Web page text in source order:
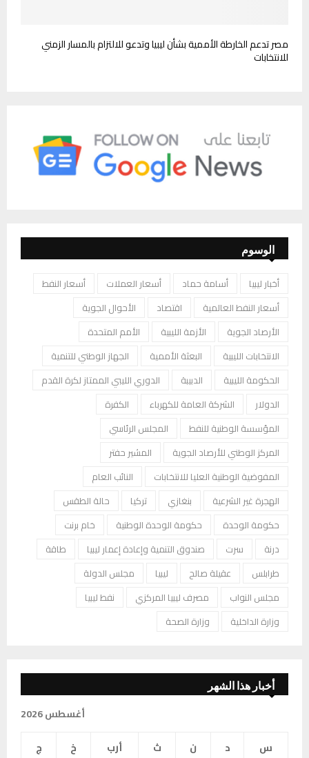
مصر تدعم الخارطة الأممية بشأن ليبيا وتدعو للالتزام بالمسار الزمني
للانتخابات
الوسوم
أخبار ليبيا أسامة حماد أسعار العملات
أسعار النفط
أسعار النفط العالمية
اقتصاد
الأحوال الجوية
الأرصاد الجوية
الأزمة الليبية
الأمم المتحدة
الانتخابات الليبية
البعثة الأممية
الجهاز الوطني للتنمية
الحكومة الليبية
الدبيبة
الدوري الليبي الممتاز لكرة القدم
الدولار
الشركة العامة للكهرباء
الكفرة
المؤسسة الوطنية للنفط
المجلس الرئاسي
المركز الوطني للأرصاد الجوية
المشير حفتر
المفوضية الوطنية العليا للانتخابات
النائب العام
الهجرة غير الشرعية
بنغازي تركيا
حالة الطقس
حكومة الوحدة
حكومة الوحدة الوطنية
خام برنت
درنة
سرت صندوق التنمية وإعادة إعمار ليبيا
طاقة
طرابلس
عقيلة صالح ليبيا
مجلس الدولة
مجلس النواب
مصرف ليبيا المركزي
نفط ليبيا
وزارة الداخلية
وزارة الصحة
أخبار هذا الشهر
أغسطس 2026
س
د ن ث أرب خ
ج